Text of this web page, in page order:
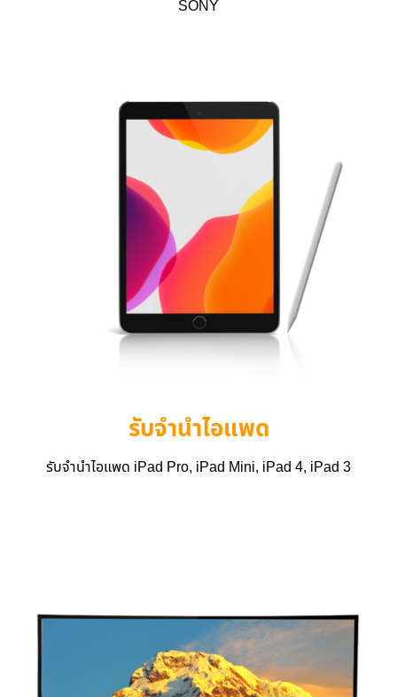
SONY
รับจำนำไอแพด
รับจำนำไอแพด iPad Pro, iPad Mini, iPad 4, iPad 3